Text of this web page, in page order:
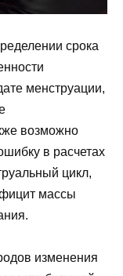
срока
менструации,
возможно
в расчетах
цикл,
массы
изменения